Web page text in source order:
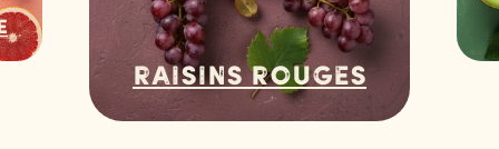
Raisins rouges